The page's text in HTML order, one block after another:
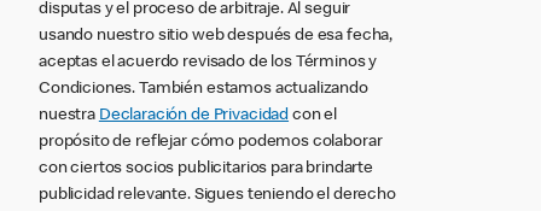
disputas y el proceso de arbitraje. Al seguir
usando nuestro sitio web después de esa fecha,
aceptas el acuerdo revisado de los Términos y
Condiciones. También estamos actualizando
nuestra Declaración de Privacidad con el
propósito de reflejar cómo podemos colaborar
con ciertos socios publicitarios para brindarte
publicidad relevante. Sigues teniendo el derecho